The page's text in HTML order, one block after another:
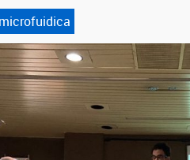
microfuidica